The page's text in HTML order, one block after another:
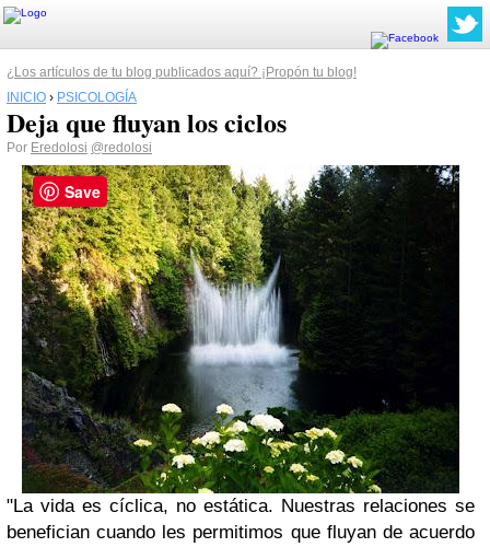
¿Los artículos de tu blog publicados aquí? ¡Propón tu blog!
INICIO › PSICOLOGÍA
Deja que fluyan los ciclos
Por Eredolosi @redolosi
"La vida es cíclica, no estática. Nuestras relaciones se
benefician cuando les permitimos que fluyan de acuerdo
Save